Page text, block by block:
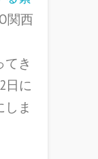
関西
き
日に
ま